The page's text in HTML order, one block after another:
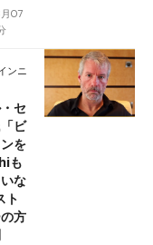
07
ンニ
セ
ビ
を
も
な
ト
方